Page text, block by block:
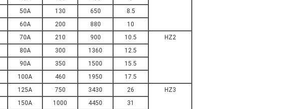
50A 130 650
8.5
60A 200 880
10
70A 210 900 10.5
HZ2
80A 300 1360
12.5
90A 350 1500
15.5
100A 460 1950
17.5
125A 750 3430 26
HZ3
150A 1000 4450
31